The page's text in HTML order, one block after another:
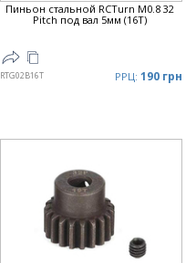
Пиньон стальной RCTurn M0.8 32
Pitch под вал 5мм (16T)
RTG02B16T РРЦ: 190 грн